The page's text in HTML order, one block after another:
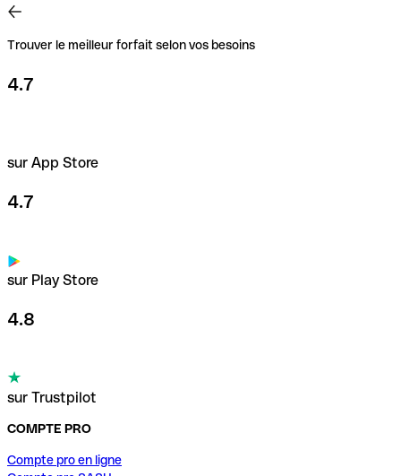
Trouver le meilleur forfait selon vos besoins
4.7
sur App Store
4.7
sur Play Store
4.8
sur Trustpilot
COMPTE PRO
Compte pro en ligne